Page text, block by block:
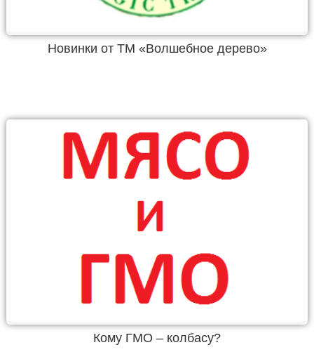
Новинки от ТМ «Волшебное дерево»
Кому ГМО – колбасу?